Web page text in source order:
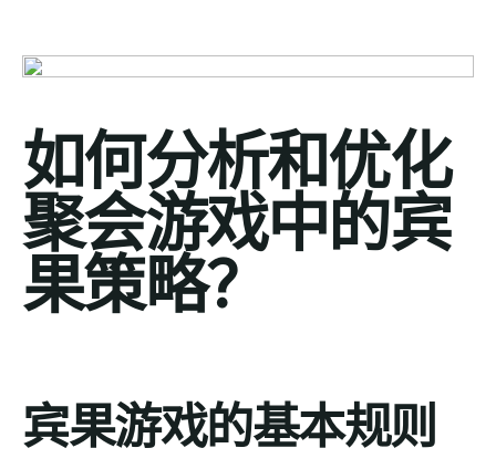
如何分析和优化
聚会游戏中的宾
果策略？
宾果游戏的基本规则